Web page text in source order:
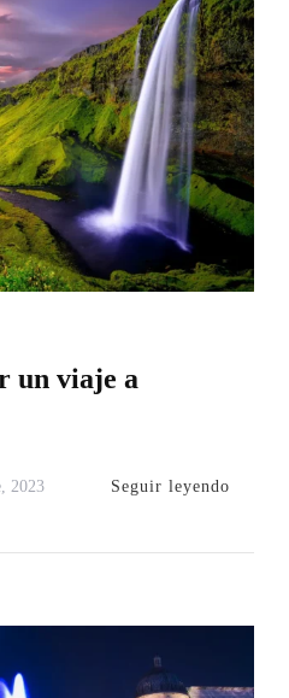
un viaje a
2023 Seguir leyendo